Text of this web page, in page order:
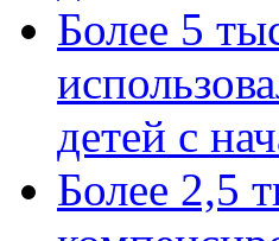
Более 5
детей с
Более 2,5